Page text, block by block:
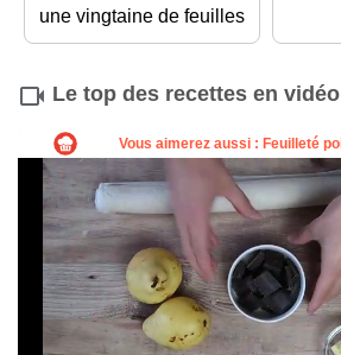
une vingtaine de feuilles
Le top des recettes en vidéo